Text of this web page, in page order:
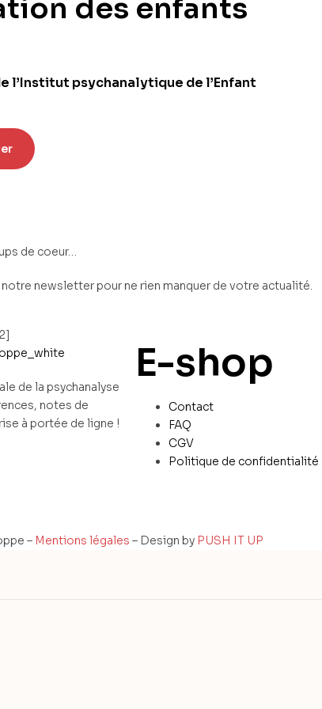
des enfants
l’Institut psychanalytique de l’Enfant
de coeur…
newsletter pour ne rien manquer de votre actualité.
de la psychanalyse
notes de
à portée de ligne !
E-shop
Contact
FAQ
CGV
Politique de confidentialité
– Mentions légales – Design by PUSH IT UP